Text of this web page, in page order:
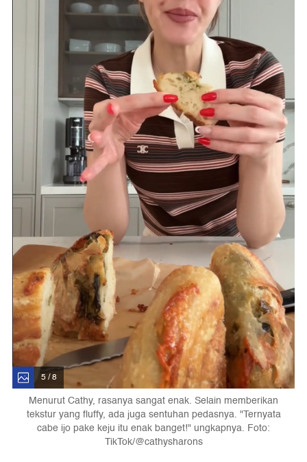
5 / 8
Menurut Cathy, rasanya sangat enak. Selain memberikan
tekstur yang fluffy, ada juga sentuhan pedasnya. "Ternyata
cabe ijo pake keju itu enak banget!" ungkapnya. Foto:
TikTok/@cathysharons